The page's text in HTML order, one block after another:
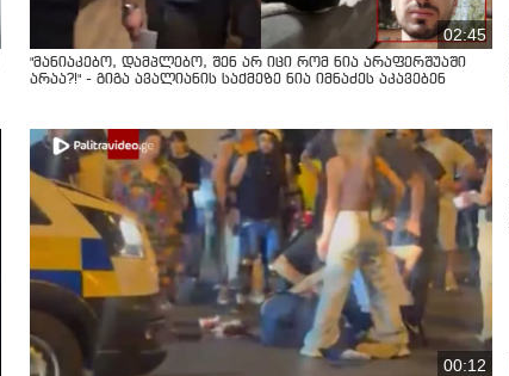
02:45
"მანიაკებო, დამპლებო, შენ არ იცი რომ ნია არაფერშუაში
არაა?!" - გიგა ავალიანის საქმეზე ნია იმნაძეს აკავებენ
00:12